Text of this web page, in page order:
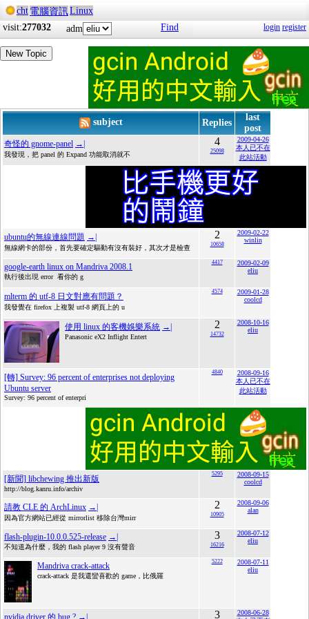
cht 電腦資訊Linux
visit:277032 adm Find login register
New Topic
subject Replies
last
post
奇怪的 gnome-panel →|
我發現，把 panel 的 Expand 功能取消就不
4
25098
2009-04-26
本人已不在
此站活動
ubuntu的無線連線問題 →|
無線網卡的部份，首先要確定驅動有沒有裝好，其次才是檢查
2
10658
2009-02-22
winlin
google-earth linux on Mandriva 2008.1
執行後出現 error 看你的 g
4417
2009-02-09
eliu
mlterm 的 utf-8 日文對應有問題？
我發覺在 firefox 上複製 utf-8 網頁上的 u
4574
2009-01-28
coolcd
使用 linux 的客機娛樂系統 →|
Panasonic eX2 Inflight Entert
2
14732
2008-10-16
eliu
[轉] Survey: 96 percent of enterprises not deploying
Ubuntu server
Survey: 96 percent of enterpri
4840
2008-09-16
本人已不在
此站活動
[新聞] libchewing 推出新版
http://blog.kanru.info/archiv
5295
2008-09-15
coolcd
請教 CLE 的 ArchLinux →|
因為官方網站已經從 mirrorlist 移除台灣mirr
2
10905
2008-09-06
alan
flash-plugin-10.0.0.525-release →|
不知道為什麼，我的 flash player 9 沒有聲音
3
16216
2008-07-12
eliu
Mandriva crack-attack
crack-attack 是我還蠻喜歡的 game，比俄羅
5222
2008-07-11
eliu
nvidia driver 的 bug ? →| 3
2008-06-28